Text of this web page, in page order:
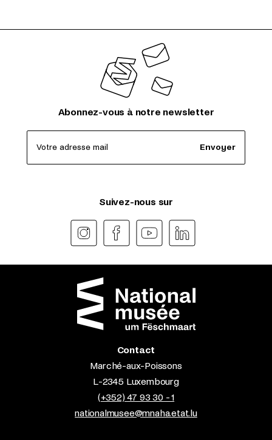
Abonnez-vous à notre newsletter
Votre adresse mail Envoyer
Suivez-nous sur
Contact
Marché-aux-Poissons
L-2345 Luxembourg
(+352) 47 93 30 - 1
nationalmusee@mnaha.etat.lu